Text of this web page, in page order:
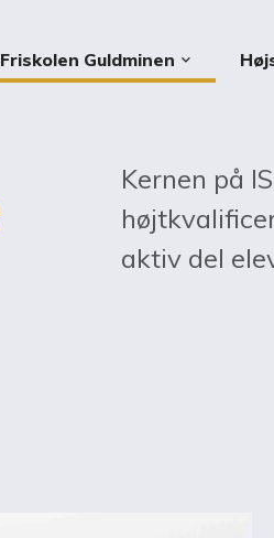
Friskolen Guldminen keyboard_arrow_down
Kernen på
aktiv del